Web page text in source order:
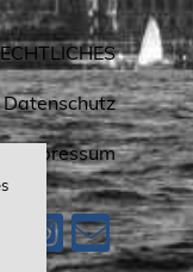
Datenschutz
Impressum